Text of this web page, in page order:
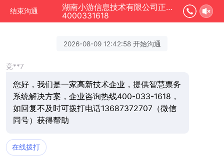
结束沟通
湖南小游信息技术有限公司正在为您服务
4000331618
2026-08-09 12:42:58 开始沟通
竞**7
您好，我们是一家高新技术企业，提供智慧票务
系统解决方案，企业咨询热线400-033-1618，
如回复不及时可拨打电话13687372707（微信
同号）获得帮助
在线拨打